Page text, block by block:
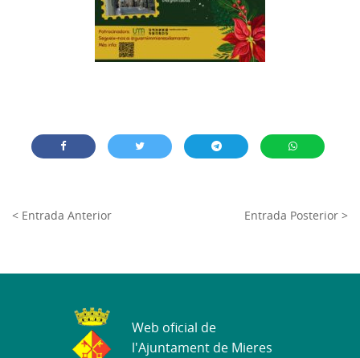
< Entrada Anterior Entrada Posterior >
Web oficial de
l'Ajuntament de Mieres